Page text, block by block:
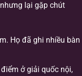
lại gặp chút
Họ đã ghi nhiều bàn
ở giải quốc nội,